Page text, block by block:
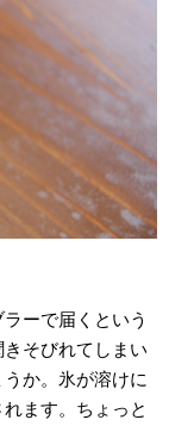
ーで届くという
きそびれてしまい
か。氷が溶けに
ます。ちょっと